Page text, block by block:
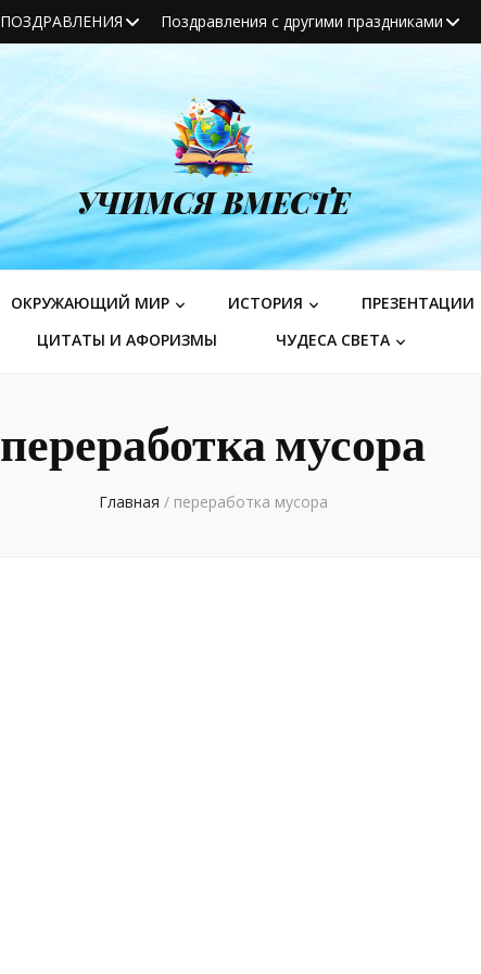
ПОЗДРАВЛЕНИЯ Поздравления с другими праздниками
УЧИМСЯ ВМЕСТЕ
ОКРУЖАЮЩИЙ МИР ИСТОРИЯ ПРЕЗЕНТАЦИИ
ЦИТАТЫ И АФОРИЗМЫ
ЧУДЕСА СВЕТА
переработка мусора
Главная / переработка мусора